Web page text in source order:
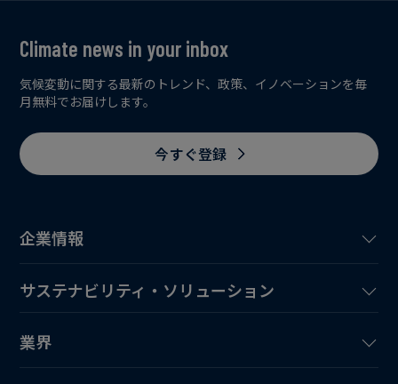
企業情報
サステナビリティ・ソリューション
業界
Climate news in your inbox
気候変動に関する最新のトレンド、政策、イノベーションを毎
月無料でお届けします。
今すぐ登録